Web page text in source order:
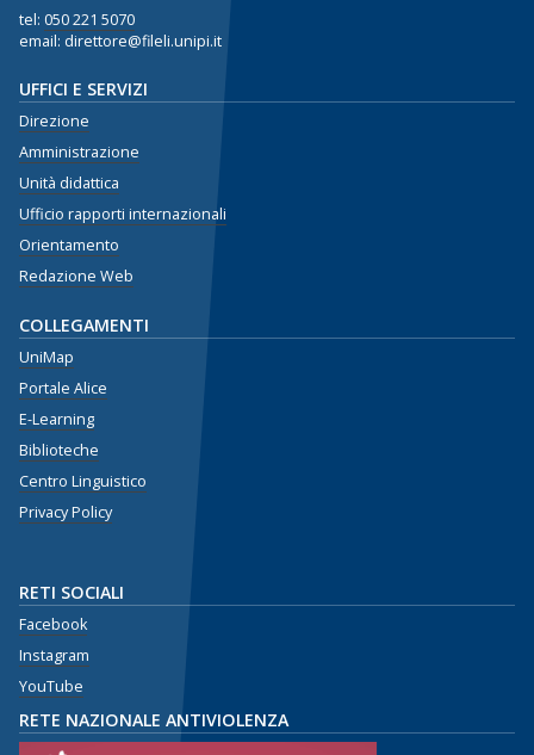
tel: 050 221 5070
email: direttore@fileli.unipi.it
UFFICI E SERVIZI
Direzione
Amministrazione
Unità didattica
Ufficio rapporti internazionali
Orientamento
Redazione Web
COLLEGAMENTI
UniMap
Portale Alice
E-Learning
Biblioteche
Centro Linguistico
Privacy Policy
RETI SOCIALI
Facebook
Instagram
YouTube
RETE NAZIONALE ANTIVIOLENZA